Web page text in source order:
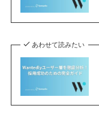
あわせて読みたい